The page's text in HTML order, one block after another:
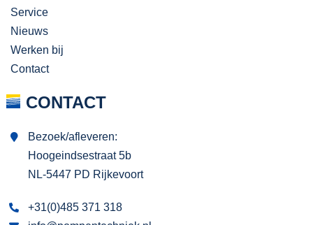
Service
Nieuws
Werken bij
Contact
CONTACT
Bezoek/afleveren:
Hoogeindsestraat 5b
NL-5447 PD Rijkevoort
+31(0)485 371 318